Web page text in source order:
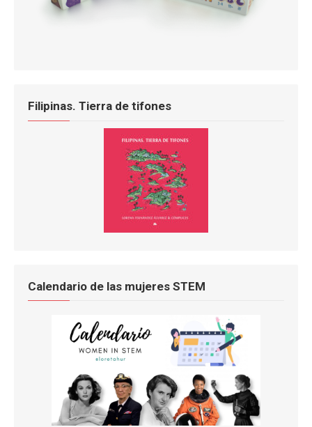
Filipinas. Tierra de tifones
Calendario de las mujeres STEM